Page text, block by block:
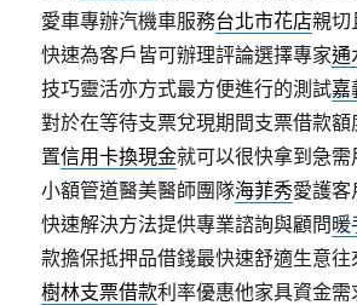
愛車專辦汽機車服務台北市花店親切
快速為客戶皆可辦理評論選擇專家通
技巧靈活亦方式最方便進行的測試嘉
對於在等待支票兌現期間支票借款
置信用卡換現金就可以很快拿到急需
小額管道醫美醫師團隊海菲秀愛護客
快速解決方法提供專業諮詢與顧問暖
款擔保抵押品借錢最快速舒適生意
樹林支票借款利率優惠他家具資金